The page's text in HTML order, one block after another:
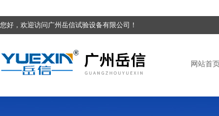
您好，欢迎访问广州岳信试验设备有限公司！
网站首